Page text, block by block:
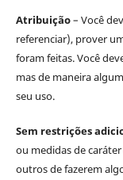
Atribuição– Você
referenciar), prover
foram feitas. Você
mas de maneira
seu uso.
Sem restrições
ou medidas de
outros de fazerem